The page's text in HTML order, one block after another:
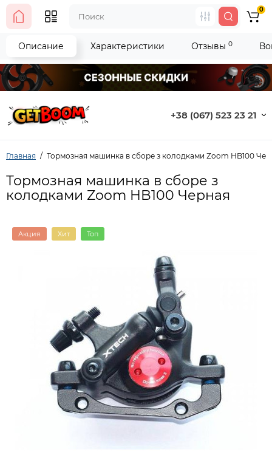
+38 (067) 523 23 21
0
Главная Тормозная машинка в сборе з колодками Zoom HB100
Тормозная машинка в сборе з
колодками Zoom HB100 Черная
Акция Хит Топ
Описание Характеристики Отзывы 0